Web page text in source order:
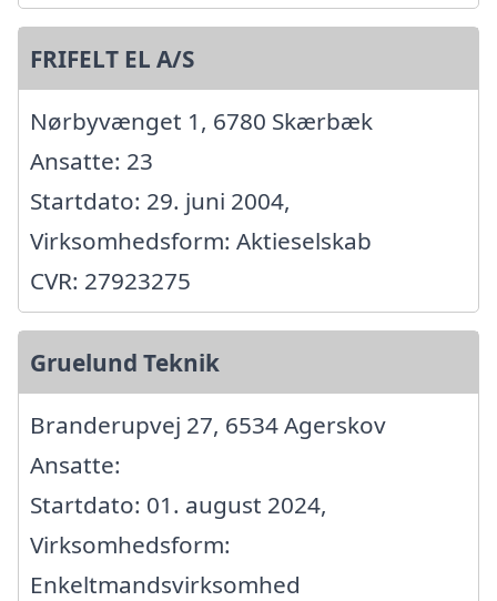
FRIFELT EL A/S
Nørbyvænget 1, 6780 Skærbæk
Ansatte: 23
Startdato: 29. juni 2004,
Virksomhedsform: Aktieselskab
CVR: 27923275
Gruelund Teknik
Branderupvej 27, 6534 Agerskov
Ansatte:
Startdato: 01. august 2024,
Virksomhedsform:
Enkeltmandsvirksomhed